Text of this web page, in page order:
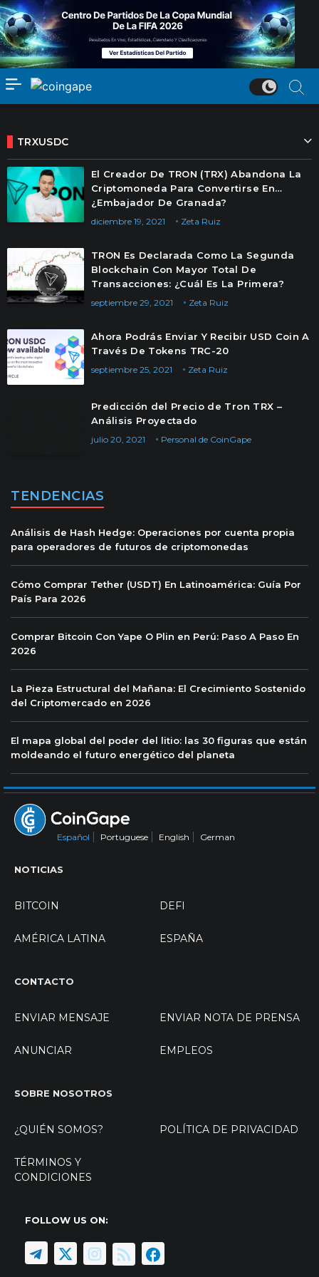
TRXUSDC
El Creador De TRON (TRX) Abandona La
Criptomoneda Para Convertirse En…
¿Embajador De Granada?
Zeta Ruiz
diciembre 19, 2021
TRON Es Declarada Como La Segunda
Blockchain Con Mayor Total De
Transacciones: ¿Cuál Es La Primera?
Zeta Ruiz
septiembre 29, 2021
Ahora Podrás Enviar Y Recibir USD Coin A
Través De Tokens TRC-20
Zeta Ruiz
septiembre 25, 2021
Predicción del Precio de Tron TRX –
Análisis Proyectado
Personal de CoinGape
julio 20, 2021
TENDENCIAS
Análisis de Hash Hedge: Operaciones por cuenta propia
para operadores de futuros de criptomonedas
Cómo Comprar Tether (USDT) En Latinoamérica: Guía Por
País Para 2026
Comprar Bitcoin Con Yape O Plin en Perú: Paso A Paso En
2026
La Pieza Estructural del Mañana: El Crecimiento Sostenido
del Criptomercado en 2026
El mapa global del poder del litio: las 30 figuras que están
moldeando el futuro energético del planeta
Español Portuguese English German
NOTICIAS
BITCOIN DEFI
AMÉRICA LATINA ESPAÑA
CONTACTO
ENVIAR MENSAJE ENVIAR NOTA DE PRENSA
ANUNCIAR EMPLEOS
SOBRE NOSOTROS
¿QUIÉN SOMOS? POLÍTICA DE PRIVACIDAD
TÉRMINOS Y
CONDICIONES
FOLLOW US ON: